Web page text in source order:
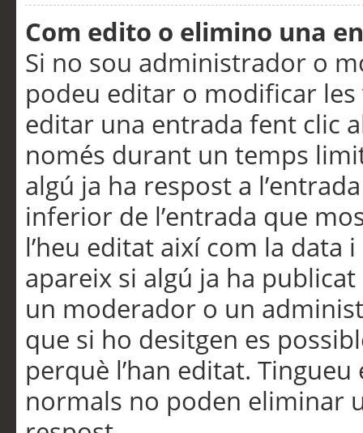
Com edito o elimino una
Si no sou administrador o
podeu editar o modificar
editar una entrada fent clic
només durant un temps
algú ja ha respost a
inferior de l’entrada que
l’heu editat així com la data
apareix si algú ja ha
un moderador o un
que si ho desitgen es
perquè l’han editat.
normals no poden eliminar